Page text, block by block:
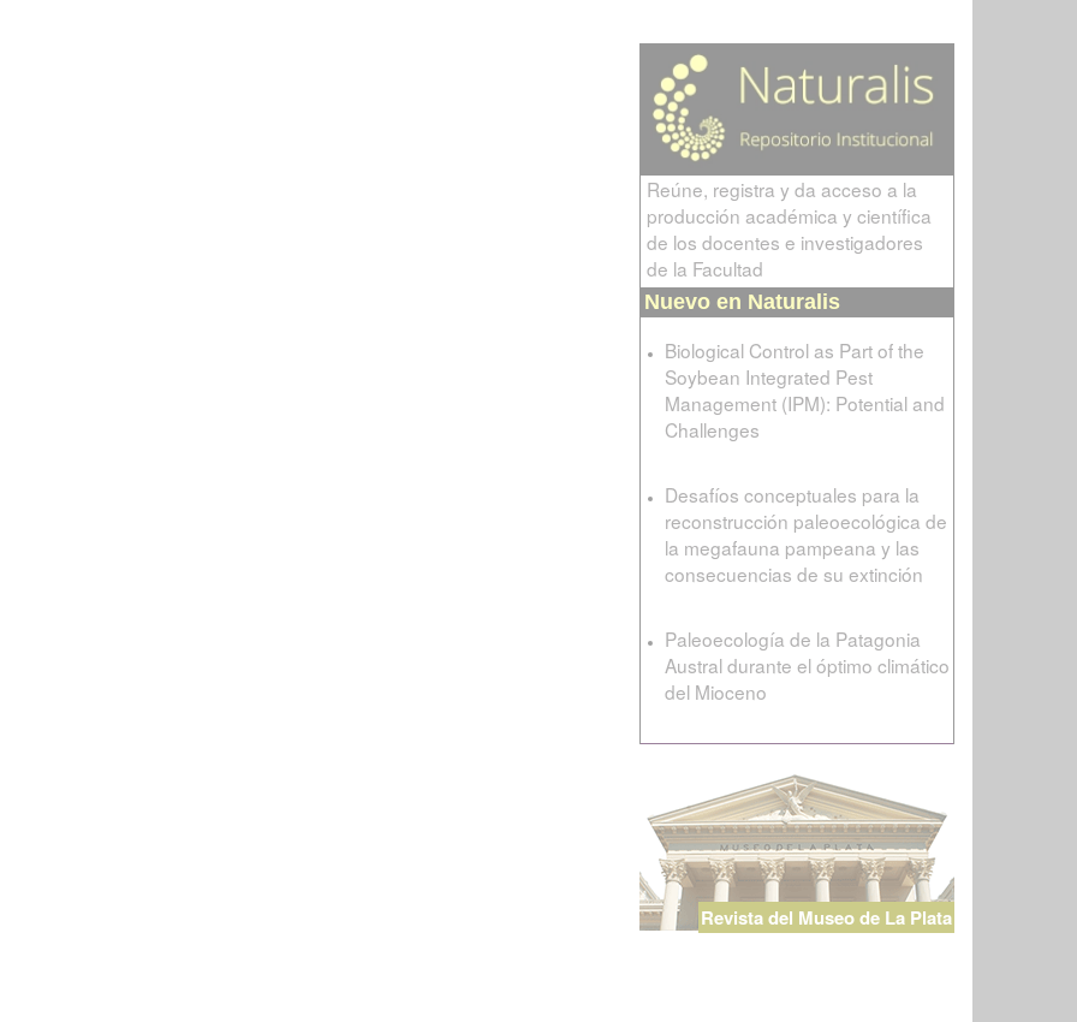
Reúne, registra y da acceso a la
producción académica y científica
de los docentes e investigadores
de la Facultad
Nuevo en Naturalis
Biological Control as Part of the
Soybean Integrated Pest
Management (IPM): Potential and
Challenges
Desafíos conceptuales para la
reconstrucción paleoecológica de
la megafauna pampeana y las
consecuencias de su extinción
Paleoecología de la Patagonia
Austral durante el óptimo climático
del Mioceno
Revista del Museo de La Plata